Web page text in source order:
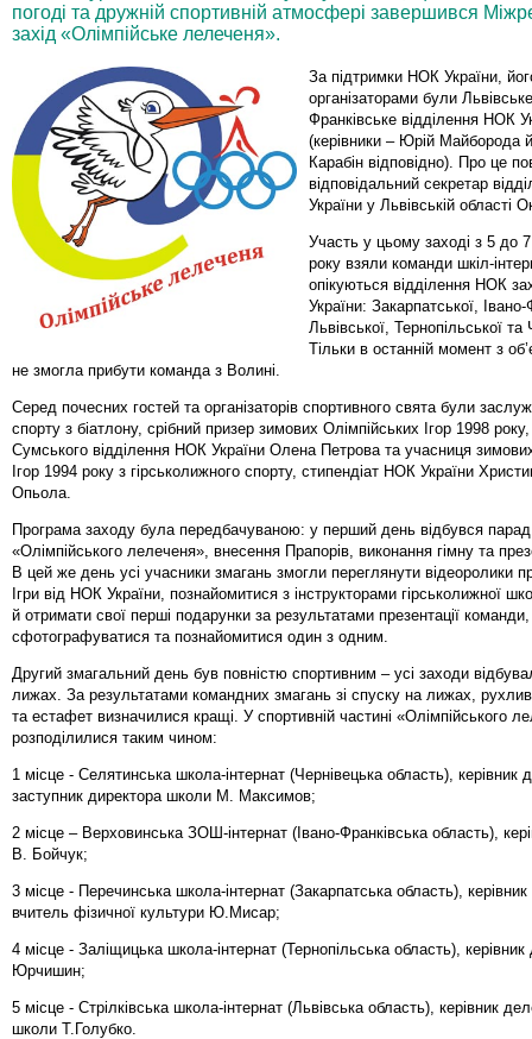
погоді та дружній спортивній атмосфері завершився
захід «Олімпійське лелеченя».
За підтримки НОК України, його
організаторами були
Франківське відділення НОК
(керівники – Юрій Майборода
Карабін відповідно). Про це
відповідальний секретар
України у Львівській області
Участь у цьому заході з 5 до
року взяли команди шкіл-
опікуються відділення НОК
України: Закарпатської, Івано-
Львівської, Тернопільської та
Тільки в останній момент з
не змогла прибути команда з Волині.
Серед почесних гостей та організаторів спортивного свята були
спорту з біатлону, срібний призер зимових Олімпійських Ігор 1998
Сумського відділення НОК України Олена Петрова та учасниця
Ігор 1994 року з гірськолижного спорту, стипендіат НОК України
Опьола.
Програма заходу була передбачуваною: у перший день відбувся парад
«Олімпійського лелеченя», внесення Прапорів, виконання гімну та
В цей же день усі учасники змагань змогли переглянути відеоролики
Ігри від НОК України, познайомитися з інструкторами гірськолижної
й отримати свої перші подарунки за результатами презентації
сфотографуватися та познайомитися один з одним.
Другий змагальний день був повністю спортивним – усі заходи
лижах. За результатами командних змагань зі спуску на лижах,
та естафет визначилися кращі. У спортивній частині «Олімпійського
розподілилися таким чином:
1 місце - Селятинська школа-інтернат (Чернівецька область), керівник
заступник директора школи М. Максимов;
2 місце – Верховинська ЗОШ-інтернат (Івано-Франківська область),
В. Бойчук;
3 місце - Перечинська школа-інтернат (Закарпатська область), керівник
вчитель фізичної культури Ю.Мисар;
4 місце - Заліщицька школа-інтернат (Тернопільська область), керівник
Юрчишин;
5 місце - Стрілківська школа-інтернат (Львівська область), керівник
школи Т.Голубко.